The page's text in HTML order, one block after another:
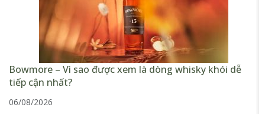
Bowmore – Vì sao được xem là dòng whisky khói dễ
tiếp cận nhất?
06/08/2026